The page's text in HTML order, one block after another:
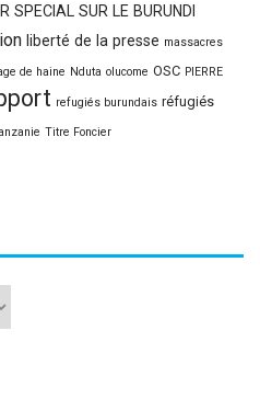
SPECIAL SUR LE BURUNDI
liberté de la presse massacres
de haine Nduta olucome OSC PIERRE
refugiés burundais réfugiés
Titre Foncier